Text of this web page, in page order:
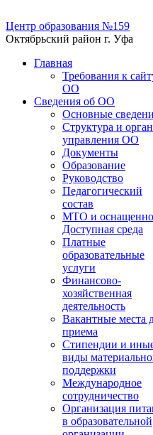
Центр образования №159
Октябрьский район г. Уфа
Главная
Требования к
ОО
Сведения об ОО
Основные
Структура и
управления ОО
Документы
Образование
Руководство
Педагогический
состав
МТО и
Доступная среда
Платные
образовательные
услуги
Финансово-
хозяйственная
деятельность
Вакантные места
приема
Стипендии и
виды
поддержки
Международное
сотрудничество
Организация
в образовательной